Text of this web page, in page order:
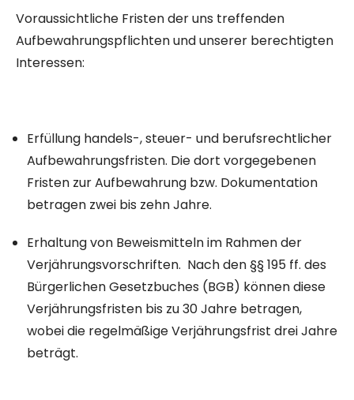
Voraussichtliche Fristen der uns treffenden
Aufbewahrungspflichten und unserer berechtigten
Interessen:
Erfüllung handels-, steuer- und berufsrechtlicher
Aufbewahrungsfristen. Die dort vorgegebenen
Fristen zur Aufbewahrung bzw. Dokumentation
betragen zwei bis zehn Jahre.
Erhaltung von Beweismitteln im Rahmen der
Verjährungsvorschriften. Nach den §§ 195 ff. des
Bürgerlichen Gesetzbuches (BGB) können diese
Verjährungsfristen bis zu 30 Jahre betragen,
wobei die regelmäßige Verjährungsfrist drei Jahre
beträgt.